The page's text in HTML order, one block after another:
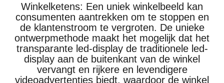
Winkelketens: Een uniek winkelbeeld kan
consumenten aantrekken om te stoppen en
de klantenstroom te vergroten. De unieke
ontwerpmethode maakt het mogelijk dat het
transparante led-display de traditionele led-
display aan de buitenkant van de winkel
vervangt en rijkere en levendigere
videoadvertenties biedt, waardoor de winkel